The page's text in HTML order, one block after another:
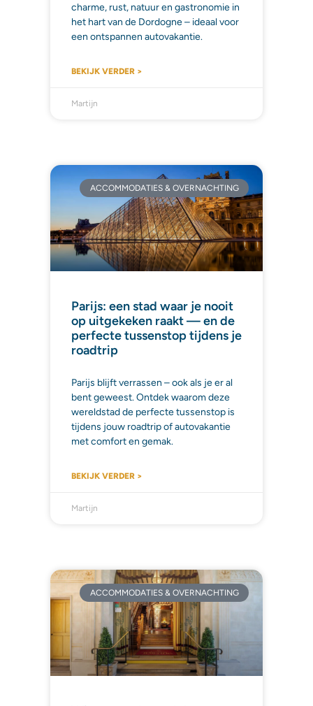
charme, rust, natuur en gastronomie in
het hart van de Dordogne – ideaal voor
een ontspannen autovakantie.
BEKIJK VERDER >
Martijn
ACCOMMODATIES & OVERNACHTING
Parijs: een stad waar je nooit
op uitgekeken raakt — en de
perfecte tussenstop tijdens je
roadtrip
Parijs blijft verrassen – ook als je er al
bent geweest. Ontdek waarom deze
wereldstad de perfecte tussenstop is
tijdens jouw roadtrip of autovakantie
met comfort en gemak.
BEKIJK VERDER >
Martijn
ACCOMMODATIES & OVERNACHTING